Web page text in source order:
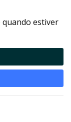
quando estiver